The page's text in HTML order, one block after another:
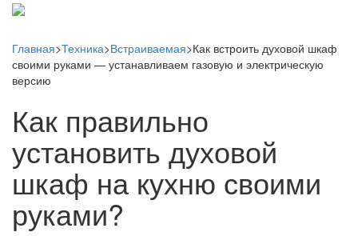
Главная>Техника>Встраиваемая>Как встроить духовой шкаф
своими руками — устанавливаем газовую и электрическую
версию
Как правильно
установить духовой
шкаф на кухню своими
руками?